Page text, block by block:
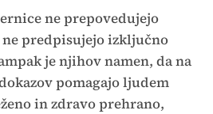
ne prepovedujejo
predpisujejo izključno
je njihov namen, da na
pomagajo ljudem
in zdravo prehrano,